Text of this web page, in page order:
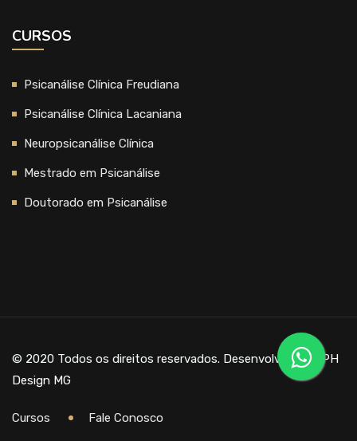
CURSOS
Psicanálise Clínica Freudiana
Psicanálise Clínica Lacaniana
Neuropsicanálise Clínica
Mestrado em Psicanálise
Doutorado em Psicanálise
© 2020 Todos os direitos reservados. Desenvolvido por
PH
Design MG
Cursos Fale Conosco